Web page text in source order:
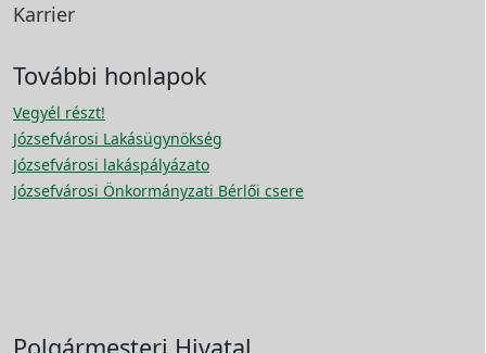
Karrier
További honlapok
Vegyél részt!
Józsefvárosi Lakásügynökség
Józsefvárosi lakáspályázato
Józsefvárosi Önkormányzati Bérlői csere